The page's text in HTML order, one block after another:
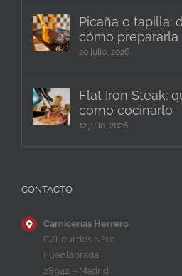
Picaña o tapilla:
cómo prepararla
20 julio, 2026
Flat Iron Steak:
cómo cocinarlo
12 julio, 2026
CONTACTO
Carnicerías Herrero
C/Lourdes Nº10
Fuenlabrada
28942 – Madrid